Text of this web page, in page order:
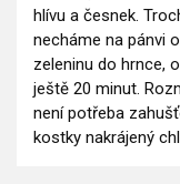
hlívu a česnek.
necháme na pánvi
zeleninu do hrnce,
ještě 20 minut.
není potřeba
kostky nakrájený